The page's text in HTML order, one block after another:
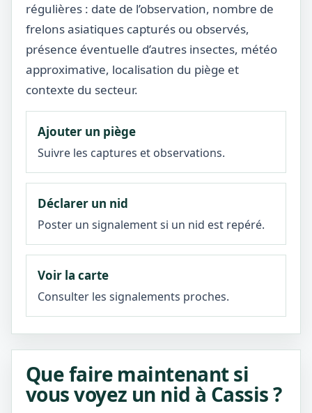
régulières : date de l’observation, nombre de
frelons asiatiques capturés ou observés,
présence éventuelle d’autres insectes, météo
approximative, localisation du piège et
contexte du secteur.
Ajouter un piège
Suivre les captures et observations.
Déclarer un nid
Poster un signalement si un nid est repéré.
Voir la carte
Consulter les signalements proches.
Que faire maintenant si
vous voyez un nid à Cassis ?